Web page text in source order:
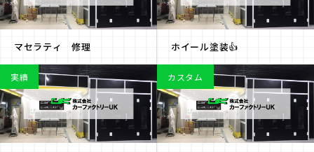
マセラティ 修理 ホイール塗装👍
実績 カスタム